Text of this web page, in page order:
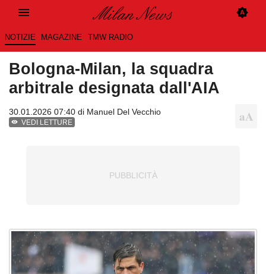
NOTIZIE MAGAZINE TMW RADIO
Bologna-Milan, la squadra
arbitrale designata dall'AIA
30.01.2026 07:40 di Manuel Del Vecchio
VEDI LETTURE